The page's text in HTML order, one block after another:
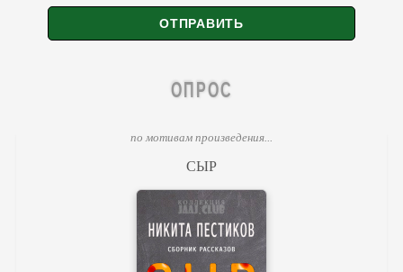
ОПРОС
по мотивам произведения...
СЫР